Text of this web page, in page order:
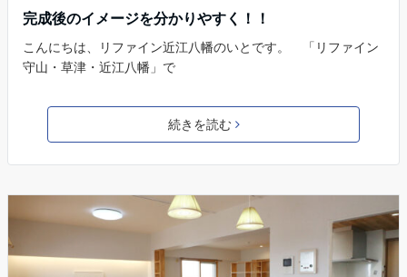
完成後のイメージを分かりやすく！！
こんにちは、リファイン近江八幡のいとです。 「リファイン
守山・草津・近江八幡」で
続きを読む